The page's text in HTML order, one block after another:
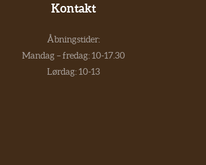
Kontakt
Åbningstider:
Mandag – fredag: 10-17.30
Lørdag: 10-13